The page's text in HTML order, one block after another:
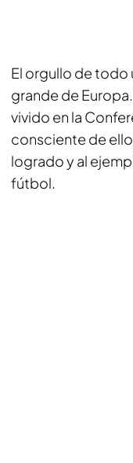
El orgullo de todo
grande de
vivido en la
consciente de
logrado y al
fútbol.